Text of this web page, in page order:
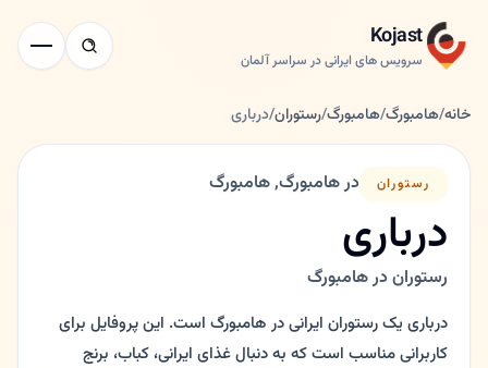
Kojast
سرویس های ایرانی در سراسر آلمان
خانه/هامبورگ/هامبورگ/رستوران/درباری
رستوران در هامبورگ, هامبورگ
درباری
رستوران در هامبورگ
درباری یک رستوران ایرانی در هامبورگ است. این پروفایل برای
کاربرانی مناسب است که به دنبال غذای ایرانی، کباب، برنج